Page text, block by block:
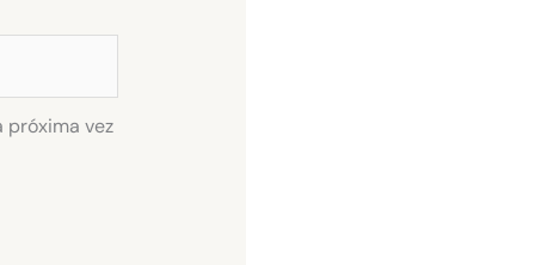
próxima vez